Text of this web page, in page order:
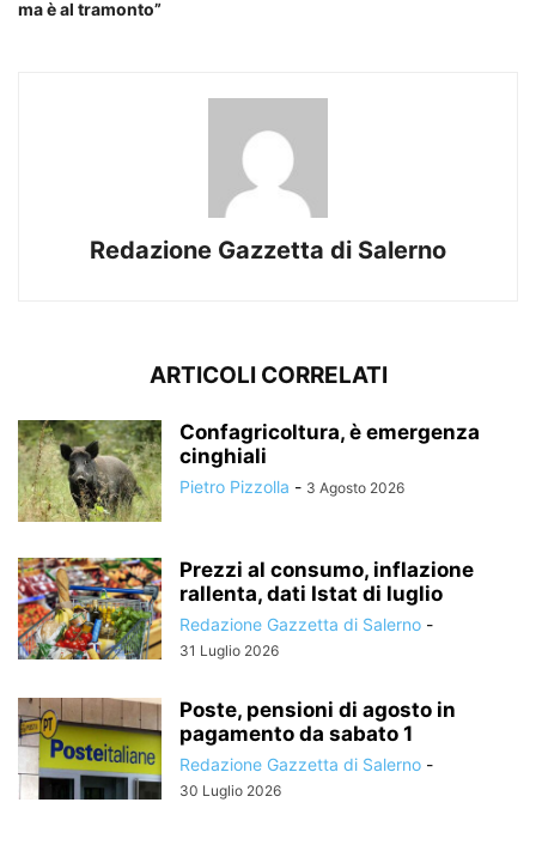
ma è al tramonto”
Redazione Gazzetta di Salerno
ARTICOLI CORRELATI
Confagricoltura, è emergenza
cinghiali
Pietro Pizzolla - 3 Agosto 2026
Prezzi al consumo, inflazione
rallenta, dati Istat di luglio
Redazione Gazzetta di Salerno -
31 Luglio 2026
Poste, pensioni di agosto in
pagamento da sabato 1
Redazione Gazzetta di Salerno -
30 Luglio 2026